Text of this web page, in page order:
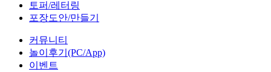
토퍼/레터링
포장도안/만들기
커뮤니티
놀이후기(PC/App)
이벤트